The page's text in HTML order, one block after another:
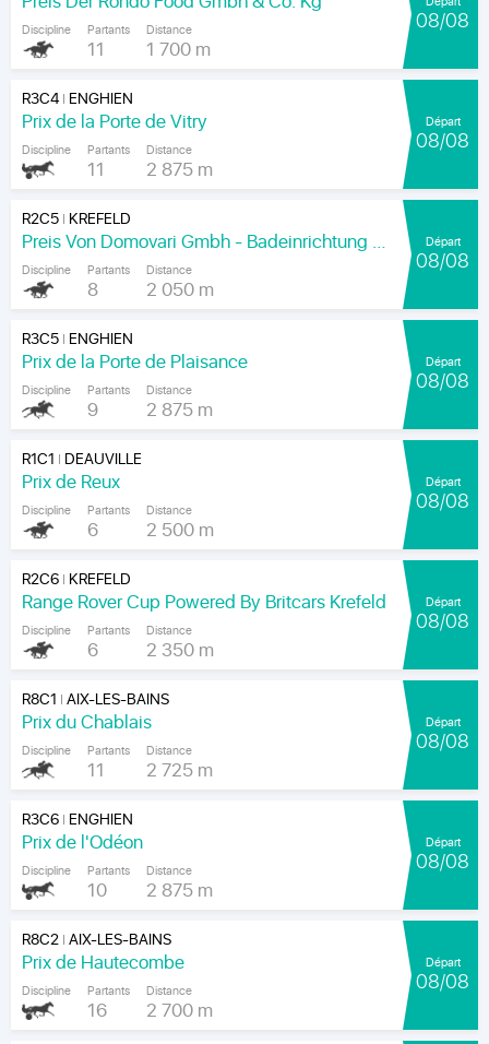
Discipline Partants
11
Distance
1 700 m
08/08
R3C4| ENGHIEN
Prix de la Porte de Vitry
Discipline Partants
11
Distance
2 875 m
Départ
08/08
R2C5| KREFELD
Preis Von Domovari Gmbh - Badeinrichtung Auf Mass
Discipline Partants
8
Distance
2 050 m
Départ
08/08
R3C5| ENGHIEN
Prix de la Porte de Plaisance
Discipline Partants
9
Distance
2 875 m
Départ
08/08
R1C1 | DEAUVILLE
Prix de Reux
Discipline Partants
6
Distance
2 500 m
Départ
08/08
R2C6| KREFELD
Range Rover Cup Powered By Britcars Krefeld
Discipline Partants
6
Distance
2 350 m
Départ
08/08
R8C1 |AIX-LES-BAINS
Prix du Chablais
Discipline Partants
11
Distance
2 725 m
Départ
08/08
R3C6| ENGHIEN
Prix de l'Odéon
Discipline Partants
10
Distance
2 875 m
Départ
08/08
R8C2|AIX-LES-BAINS
Prix de Hautecombe
Discipline Partants
16
Distance
2 700 m
Départ
08/08